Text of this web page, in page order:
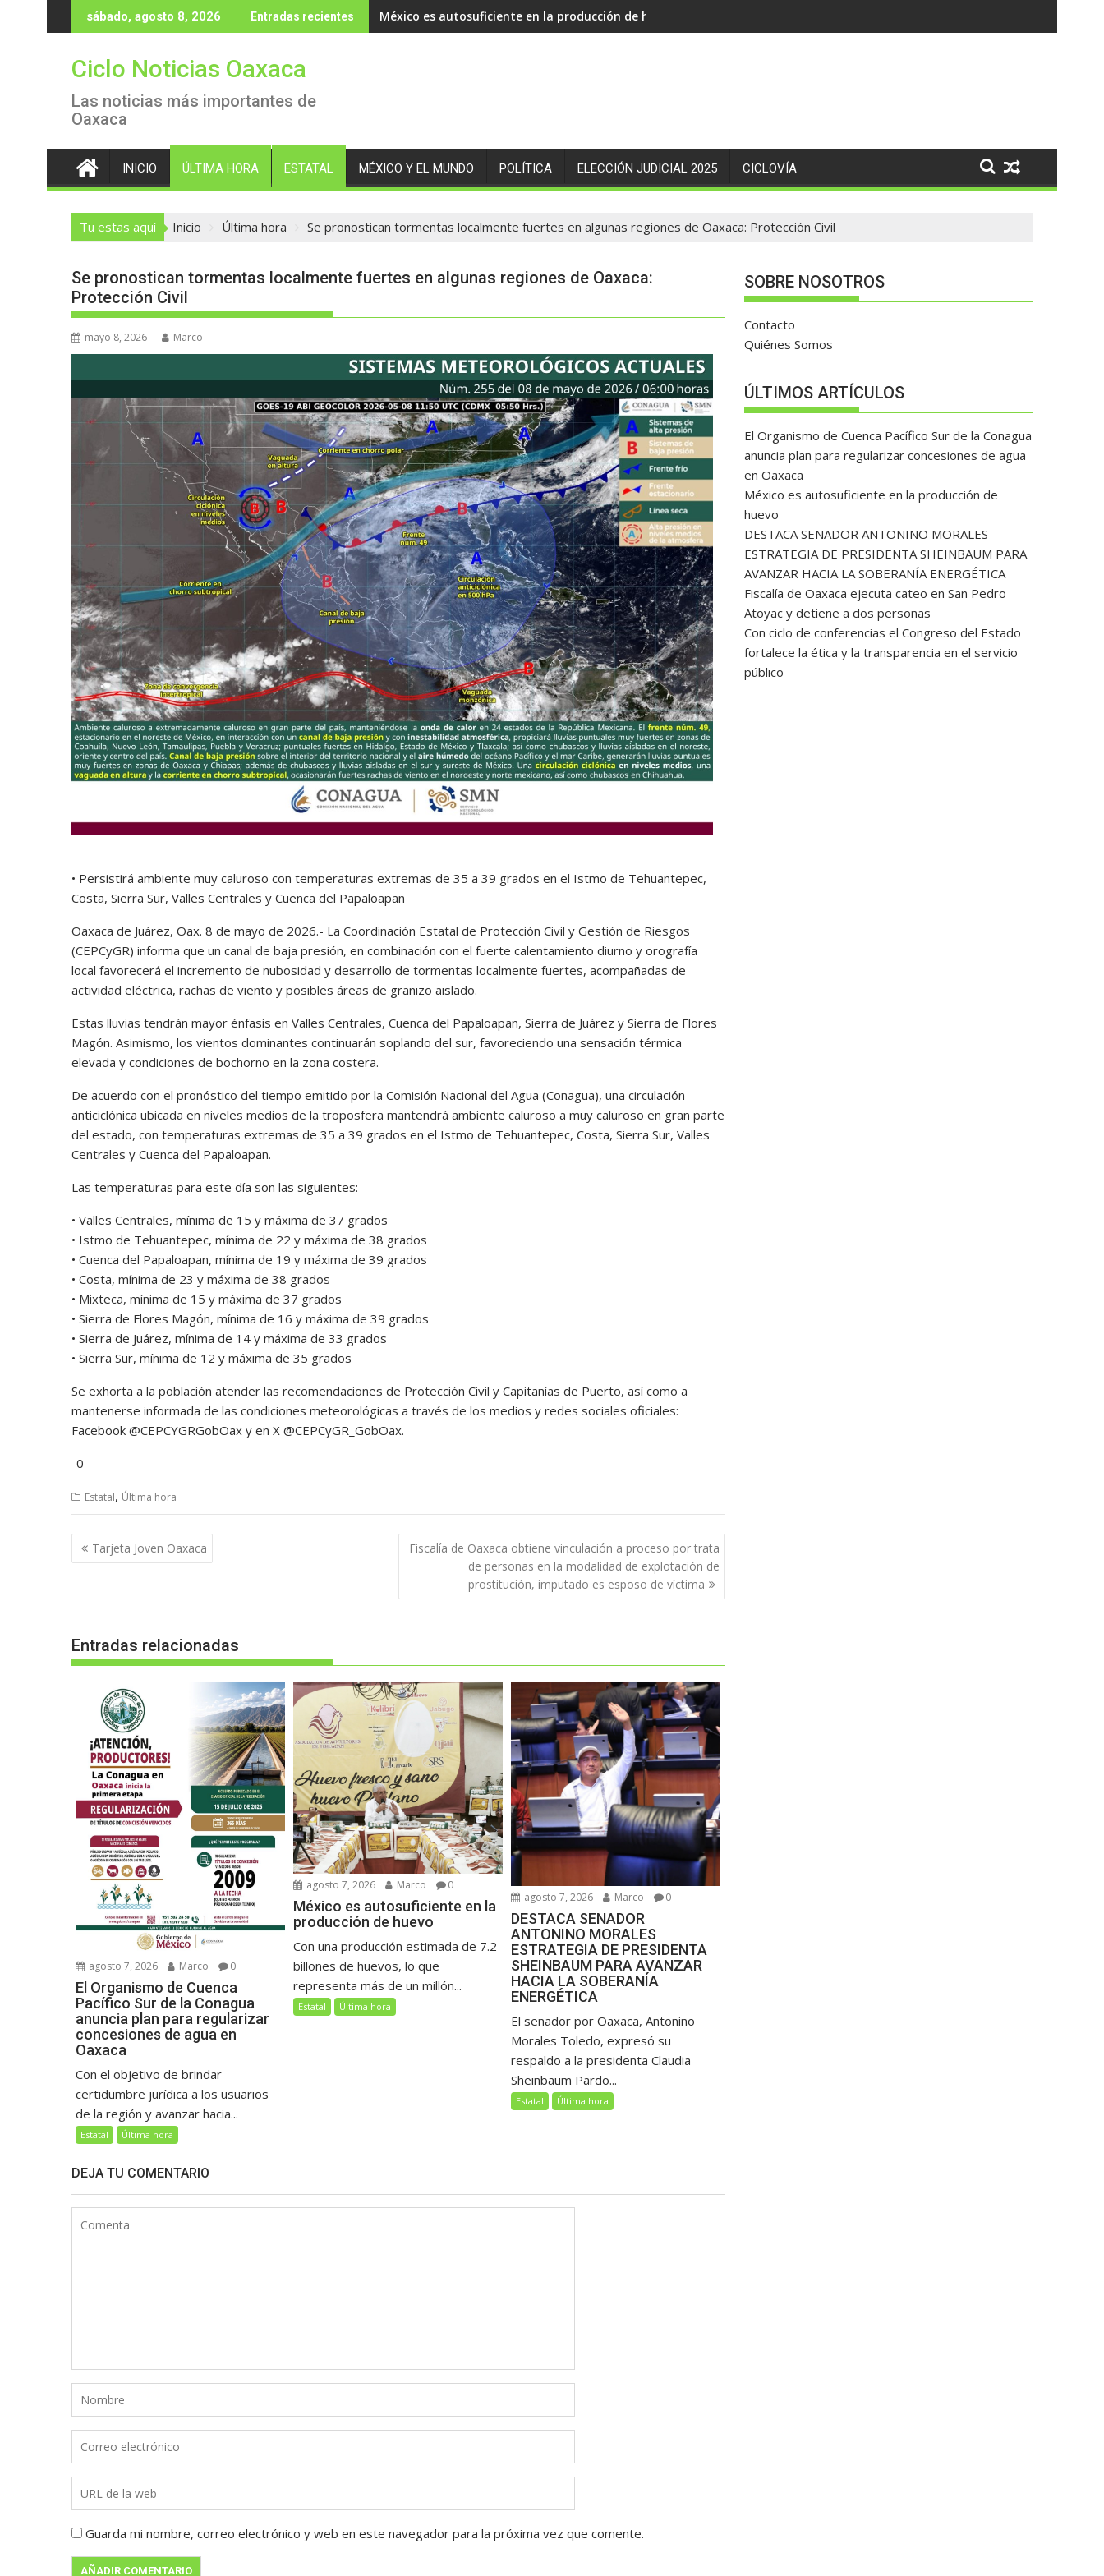
al
sábado, agosto 8, 2026 Entradas recientes México es autosuficiente en la producción de huevo
Ciclo Noticias Oaxaca
Las noticias más importantes de
Oaxaca
INICIO ÚLTIMA HORA ESTATAL MÉXICO Y EL MUNDO POLÍTICA ELECCIÓN JUDICIAL 2025 CICLOVÍA
Tu estas aquí Inicio Última hora Se pronostican tormentas localmente fuertes en algunas regiones de Oaxaca: Protección Civil
Se pronostican tormentas localmente fuertes en algunas regiones de Oaxaca:
Protección Civil
mayo 8, 2026 Marco
• Persistirá ambiente muy caluroso con temperaturas extremas de 35 a 39 grados en el Istmo de Tehuantepec,
Costa, Sierra Sur, Valles Centrales y Cuenca del Papaloapan
Oaxaca de Juárez, Oax. 8 de mayo de 2026.- La Coordinación Estatal de Protección Civil y Gestión de Riesgos
(CEPCyGR) informa que un canal de baja presión, en combinación con el fuerte calentamiento diurno y orografía
local favorecerá el incremento de nubosidad y desarrollo de tormentas localmente fuertes, acompañadas de
actividad eléctrica, rachas de viento y posibles áreas de granizo aislado.
Estas lluvias tendrán mayor énfasis en Valles Centrales, Cuenca del Papaloapan, Sierra de Juárez y Sierra de Flores
Magón. Asimismo, los vientos dominantes continuarán soplando del sur, favoreciendo una sensación térmica
elevada y condiciones de bochorno en la zona costera.
De acuerdo con el pronóstico del tiempo emitido por la Comisión Nacional del Agua (Conagua), una circulación
anticiclónica ubicada en niveles medios de la troposfera mantendrá ambiente caluroso a muy caluroso en gran parte
del estado, con temperaturas extremas de 35 a 39 grados en el Istmo de Tehuantepec, Costa, Sierra Sur, Valles
Centrales y Cuenca del Papaloapan.
Las temperaturas para este día son las siguientes:
• Valles Centrales, mínima de 15 y máxima de 37 grados
• Istmo de Tehuantepec, mínima de 22 y máxima de 38 grados
• Cuenca del Papaloapan, mínima de 19 y máxima de 39 grados
• Costa, mínima de 23 y máxima de 38 grados
• Mixteca, mínima de 15 y máxima de 37 grados
• Sierra de Flores Magón, mínima de 16 y máxima de 39 grados
• Sierra de Juárez, mínima de 14 y máxima de 33 grados
• Sierra Sur, mínima de 12 y máxima de 35 grados
Se exhorta a la población atender las recomendaciones de Protección Civil y Capitanías de Puerto, así como a
mantenerse informada de las condiciones meteorológicas a través de los medios y redes sociales oficiales:
Facebook @CEPCYGRGobOax y en X @CEPCyGR_GobOax.
-0-
Estatal, Última hora
Navegación
de
Tarjeta Joven Oaxaca
Fiscalía de Oaxaca obtiene vinculación a proceso por trata
de personas en la modalidad de explotación de
prostitución, imputado es esposo de víctima
Entradas relacionadas
agosto 7, 2026 Marco 0
El Organismo de Cuenca
Pacífico Sur de la Conagua
anuncia plan para regularizar
concesiones de agua en
Oaxaca
Con el objetivo de brindar
certidumbre jurídica a los usuarios
de la región y avanzar hacia...
Estatal Última hora
agosto 7, 2026 Marco 0
México es autosuficiente en la
producción de huevo
Con una producción estimada de 7.2
billones de huevos, lo que
representa más de un millón...
Estatal Última hora
agosto 7, 2026 Marco 0
DESTACA SENADOR
ANTONINO MORALES
ESTRATEGIA DE PRESIDENTA
SHEINBAUM PARA AVANZAR
HACIA LA SOBERANÍA
ENERGÉTICA
El senador por Oaxaca, Antonino
Morales Toledo, expresó su
respaldo a la presidenta Claudia
Sheinbaum Pardo...
Estatal Última hora
DEJA TU COMENTARIO
Guarda mi nombre, correo electrónico y web en este navegador para la próxima vez que comente.
SOBRE NOSOTROS
Contacto
Quiénes Somos
ÚLTIMOS ARTÍCULOS
El Organismo de Cuenca Pacífico Sur de la Conagua
anuncia plan para regularizar concesiones de agua
en Oaxaca
México es autosuficiente en la producción de
huevo
DESTACA SENADOR ANTONINO MORALES
ESTRATEGIA DE PRESIDENTA SHEINBAUM PARA
AVANZAR HACIA LA SOBERANÍA ENERGÉTICA
Fiscalía de Oaxaca ejecuta cateo en San Pedro
Atoyac y detiene a dos personas
Con ciclo de conferencias el Congreso del Estado
fortalece la ética y la transparencia en el servicio
público